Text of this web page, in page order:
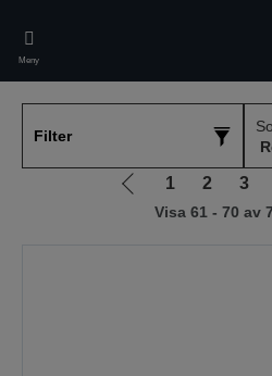
main
content
Meny
Filter
Gå
1 2 3
Visa 61 - 70 av